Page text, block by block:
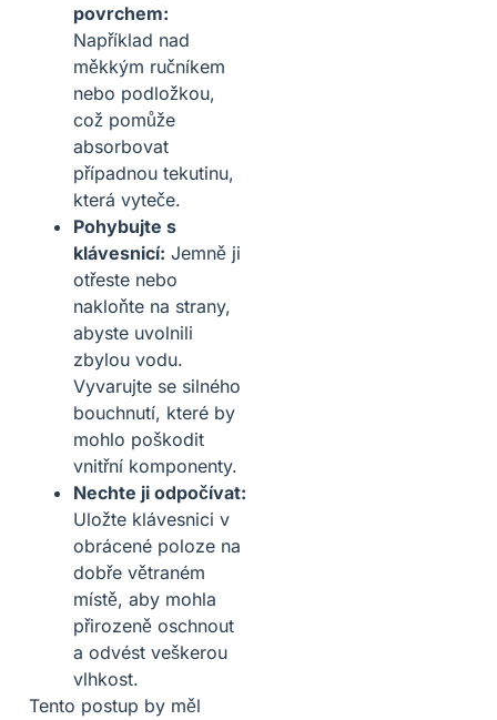
povrchem:
Například nad
měkkým ručníkem
nebo podložkou,
což pomůže
absorbovat
případnou tekutinu,
která vyteče.
Pohybujte s
klávesnicí: Jemně ji
otřeste nebo
nakloňte na strany,
abyste uvolnili
zbylou vodu.
Vyvarujte se silného
bouchnutí, které by
mohlo poškodit
vnitřní komponenty.
Nechte ji odpočívat:
Uložte klávesnici v
obrácené poloze na
dobře větraném
místě, aby mohla
přirozeně oschnout
a odvést veškerou
vlhkost.
Tento postup by měl